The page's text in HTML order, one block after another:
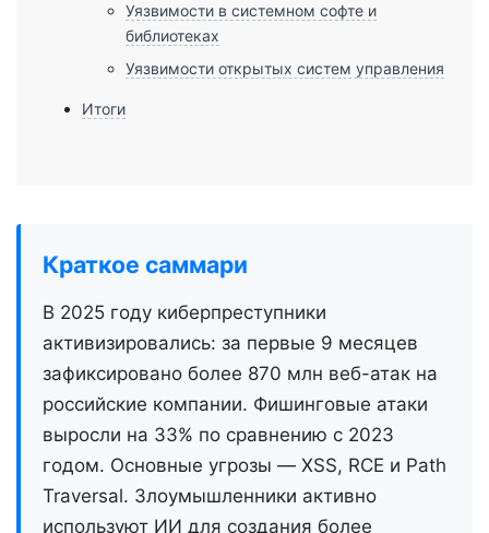
Уязвимости в системном софте и
библиотеках
Уязвимости открытых систем управления
Итоги
Краткое саммари
В 2025 году киберпреступники
активизировались: за первые 9 месяцев
зафиксировано более 870 млн веб-атак на
российские компании. Фишинговые атаки
выросли на 33% по сравнению с 2023
годом. Основные угрозы — XSS, RCE и Path
Traversal. Злоумышленники активно
используют ИИ для создания более